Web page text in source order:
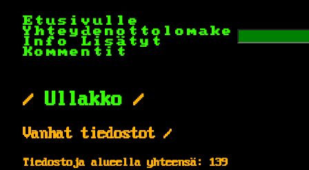
Etusivulle
Yhteydenottolomake
Info
Lisätyt
Kommentit
/ Ullakko /
Vanhat tiedostot /
Tiedostoja alueella yhteensä: 139